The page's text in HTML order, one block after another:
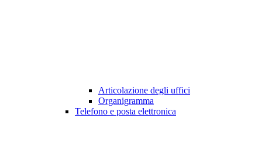
Articolazione degli uffici
Organigramma
Telefono e posta elettronica